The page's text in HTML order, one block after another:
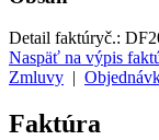
Detail faktúryč.:
Naspäť na výpis
Zmluvy
Faktúra